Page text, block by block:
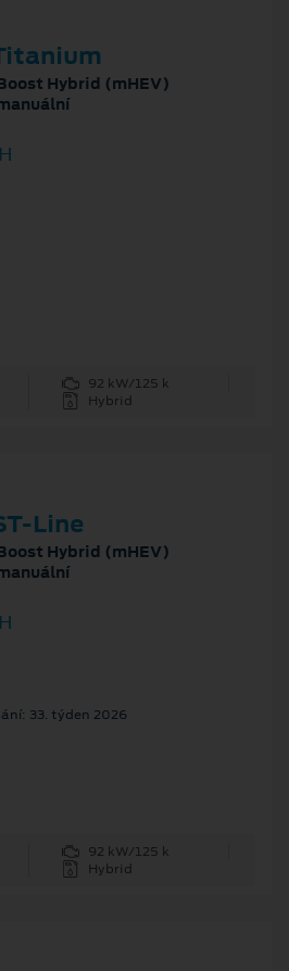
Hybrid (mHEV)
92 kW/125 k
Hybrid
Line
Hybrid (mHEV)
33. týden 2026
92 kW/125 k
Hybrid